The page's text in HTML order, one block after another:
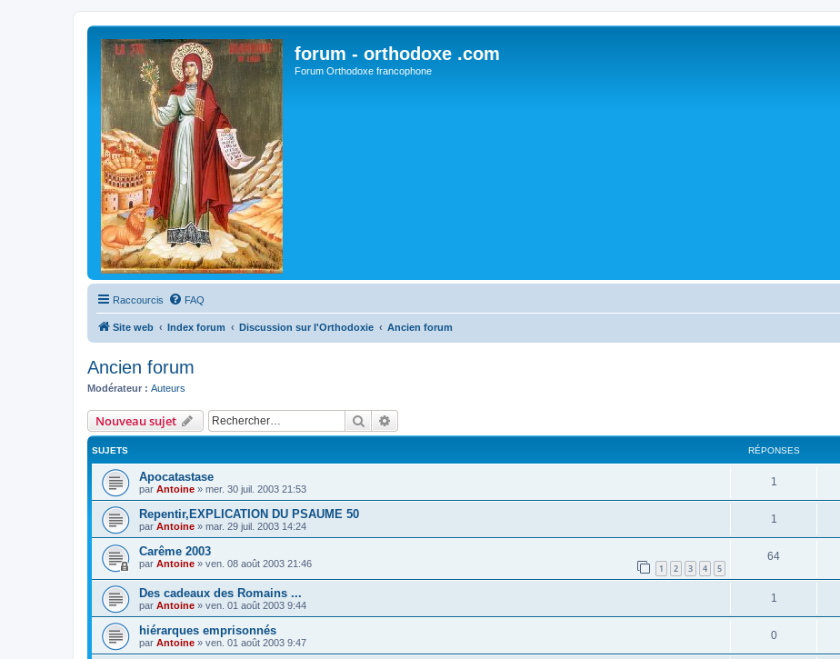
forum - orthodoxe .com
Forum Orthodoxe francophone
Raccourcis FAQ
Site web Index forum Discussion sur l'Orthodoxie Ancien forum
Ancien forum
Modérateur : Auteurs
Nouveau sujet Rechercher
SUJETS RÉPONSES
Apocatastase
par Antoine » mer. 30 juil. 2003 21:53
1
Repentir,EXPLICATION DU PSAUME 50
par Antoine » mar. 29 juil. 2003 14:24
1
Carême 2003
par Antoine » ven. 08 août 2003 21:46 1 2 3 4 5
64
Des cadeaux des Romains ...
par Antoine » ven. 01 août 2003 9:44
1
hiérarques emprisonnés
par Antoine » ven. 01 août 2003 9:47
0